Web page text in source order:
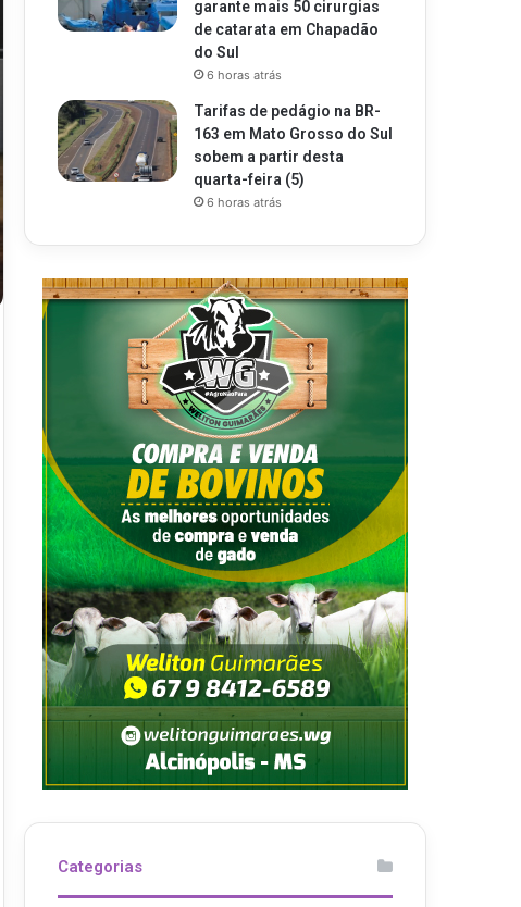
garante mais 50 cirurgias
de catarata em Chapadão
do Sul
6 horas atrás
Tarifas de pedágio na BR-
163 em Mato Grosso do Sul
sobem a partir desta
quarta-feira (5)
6 horas atrás
Categorias